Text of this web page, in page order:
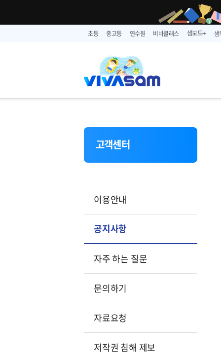
초등 중고등 연수원 비바클래스 샘보드➕
고객센터
이용안내
공지사항
자주 하는 질문
문의하기
자료요청
저작권 침해 제보